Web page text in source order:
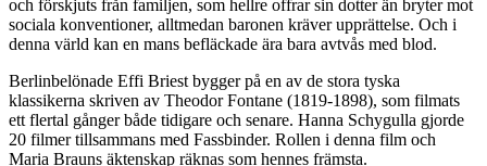
och förskjuts från familjen, som hellre offrar sin dotter än bryter mot
sociala konventioner, alltmedan baronen kräver upprättelse. Och i
denna värld kan en mans befläckade ära bara avtvås med blod.
Berlinbelönade Effi Briest bygger på en av de stora tyska
klassikerna skriven av Theodor Fontane (1819-1898), som filmats
ett flertal gånger både tidigare och senare. Hanna Schygulla gjorde
20 filmer tillsammans med Fassbinder. Rollen i denna film och
Maria Brauns äktenskap räknas som hennes främsta.